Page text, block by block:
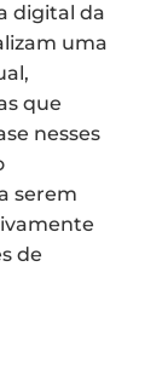
digital da
uma
que
nesses
serem
de